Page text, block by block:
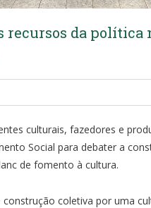
recursos da
culturais, fazedores e
Social para debater a
de fomento à cultura.
coletiva por uma